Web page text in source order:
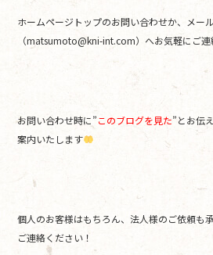
ホームページトップのお問い合わせか、メー
（matsumoto@kni-int.com）へお気軽にご連
お問い合わせ時に”このブログを見た”とお伝
案内いたします
個人のお客様はもちろん、法人様のご依頼も
ご連絡ください！